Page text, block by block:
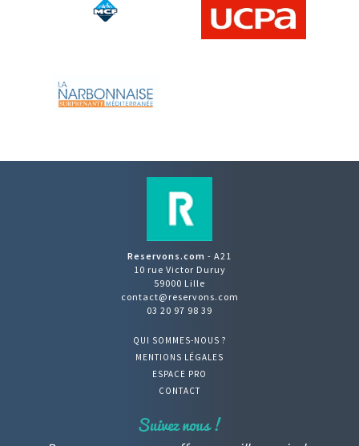
Reservons.com - A21
10 rue Victor Duruy
59000 Lille
contact@reservons.com
03 20 97 98 39
QUI SOMMES-NOUS ?
MENTIONS LÉGALES
ESPACE PRO
CONTACT